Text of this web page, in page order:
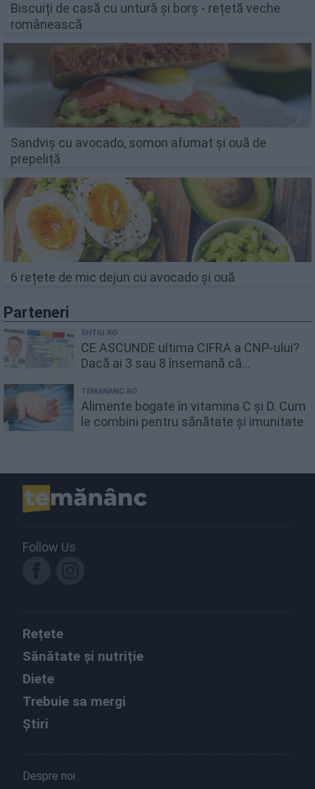
Biscuiți de casă cu untură și borș - rețetă veche
românească
Sandviș cu avocado, somon afumat și ouă de
prepeliță
6 rețete de mic dejun cu avocado și ouă
Parteneri
SHTIU.RO
CE ASCUNDE ultima CIFRA a CNP-ului?
Dacă ai 3 sau 8 însemană că...
TEMANANC.RO
Alimente bogate în vitamina C și D. Cum
le combini pentru sănătate și imunitate
Follow Us
Rețete
Sănătate și nutriție
Diete
Trebuie sa mergi
Știri
Despre noi